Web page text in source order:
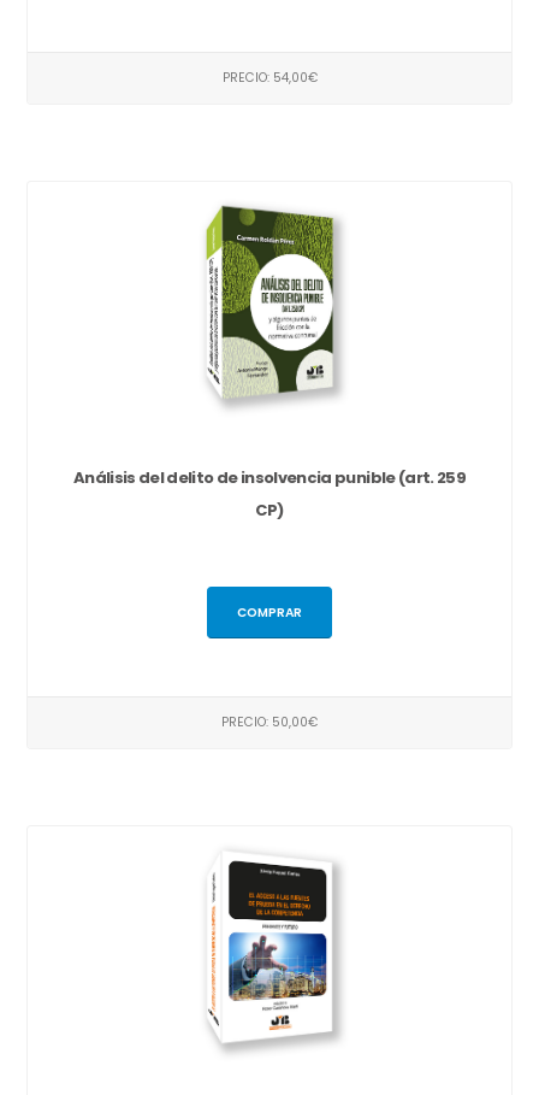
PRECIO: 54,00€
Análisis del delito de insolvencia punible (art. 259
CP)
COMPRAR
PRECIO: 50,00€